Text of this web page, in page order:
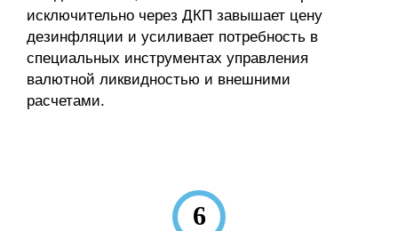
исключительно через ДКП завышает цену
дезинфляции и усиливает потребность в
специальных инструментах управления
валютной ликвидностью и внешними
расчетами.
6